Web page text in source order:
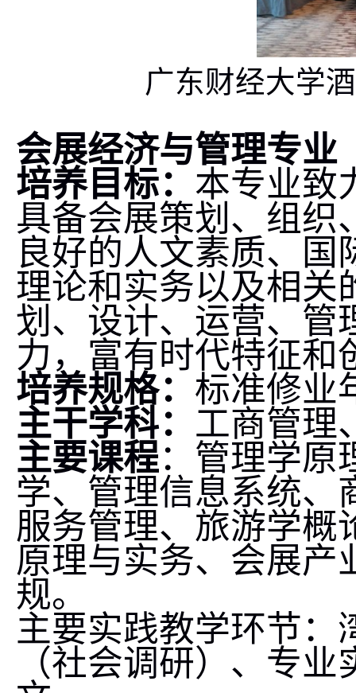
广东财经大学
会展经济与管理专业
培养目标： 本专业致
具备会展策划、组织
良好的人文素质、
理论和实务以及相关
划、设计、运营、管
力，富有时代特征和
培养规格： 标准修业
主干学科： 工商管理
主要课程：管理学原
学、管理信息系统、
服务管理、旅游学概
原理与实务、会展产
规。
主要实践教学环节：
（社会调研）、专